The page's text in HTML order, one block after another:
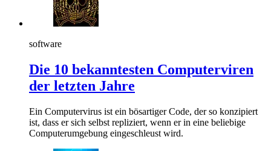
software
Die 10 bekanntesten Computerviren
der letzten Jahre
Ein Computervirus ist ein bösartiger Code, der so konzipiert
ist, dass er sich selbst repliziert, wenn er in eine beliebige
Computerumgebung eingeschleust wird.